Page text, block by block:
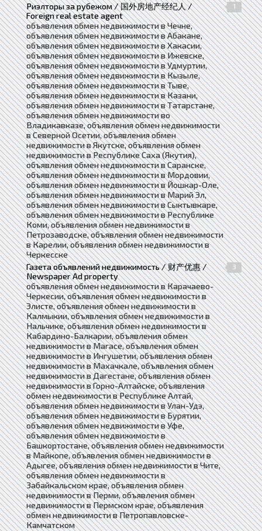
Риэлторы за рубежом / 国外房地产经纪人 /
Foreign real estate agent
1
объявления обмен недвижимости в Чечне,
объявления обмен недвижимости в Абакане,
объявления обмен недвижимости в Хакасии,
объявления обмен недвижимости в Ижевске,
объявления обмен недвижимости в Удмуртии,
объявления обмен недвижимости в Кызыле,
объявления обмен недвижимости в Тыве,
объявления обмен недвижимости в Казани,
объявления обмен недвижимости в Татарстане,
объявления обмен недвижимости во
Владикавказе, объявления обмен недвижимости
в Северной Осетии, объявления обмен
недвижимости в Якутске, объявления обмен
недвижимости в Республике Саха (Якутия),
объявления обмен недвижимости в Саранске,
объявления обмен недвижимости в Мордовии,
объявления обмен недвижимости в Йошкар-Оле,
объявления обмен недвижимости в Марий Эл,
объявления обмен недвижимости в Сыктывкаре,
объявления обмен недвижимости в Республике
Коми, объявления обмен недвижимости в
Петрозаводске, объявления обмен недвижимости
в Карелии, объявления обмен недвижимости в
Черкесске
Газета объявлений недвижимость / 财产优惠 /
Newspaper Ad property
3
объявления обмен недвижимости в Карачаево-
Черкесии, объявления обмен недвижимости в
Элисте, объявления обмен недвижимости в
Калмыкии, объявления обмен недвижимости в
Нальчике, объявления обмен недвижимости в
Кабардино-Балкарии, объявления обмен
недвижимости в Магасе, объявления обмен
недвижимости в Ингушетии, объявления обмен
недвижимости в Махачкале, объявления обмен
недвижимости в Дагестане, объявления обмен
недвижимости в Горно-Алтайске, объявления
обмен недвижимости в Республике Алтай,
объявления обмен недвижимости в Улан-Удэ,
объявления обмен недвижимости в Бурятии,
объявления обмен недвижимости в Уфе,
объявления обмен недвижимости в
Башкортостане, объявления обмен недвижимости
в Майкопе, объявления обмен недвижимости в
Адыгее, объявления обмен недвижимости в Чите,
объявления обмен недвижимости в
Забайкальском крае, объявления обмен
недвижимости в Перми, объявления обмен
недвижимости в Пермском крае, объявления
обмен недвижимости в Петропавловске-
Камчатском